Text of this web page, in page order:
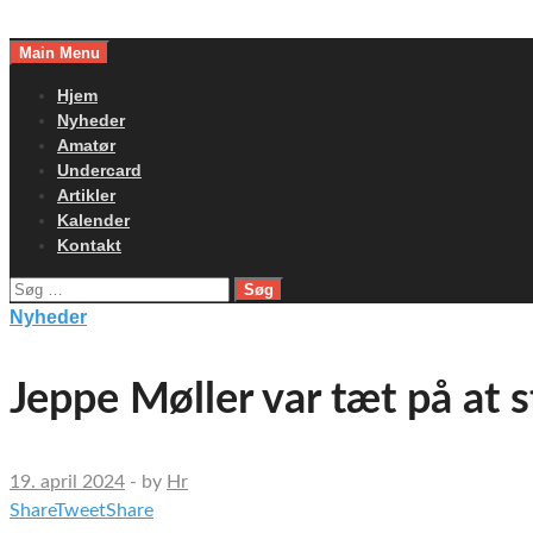
toMain Menu
Hjem
Nyheder
Amatør
Undercard
Artikler
Kalender
Kontakt
Søg
efter:
Nyheder
Jeppe Møller var tæt på at
19. april 2024 - by Hr
ShareTweetShare